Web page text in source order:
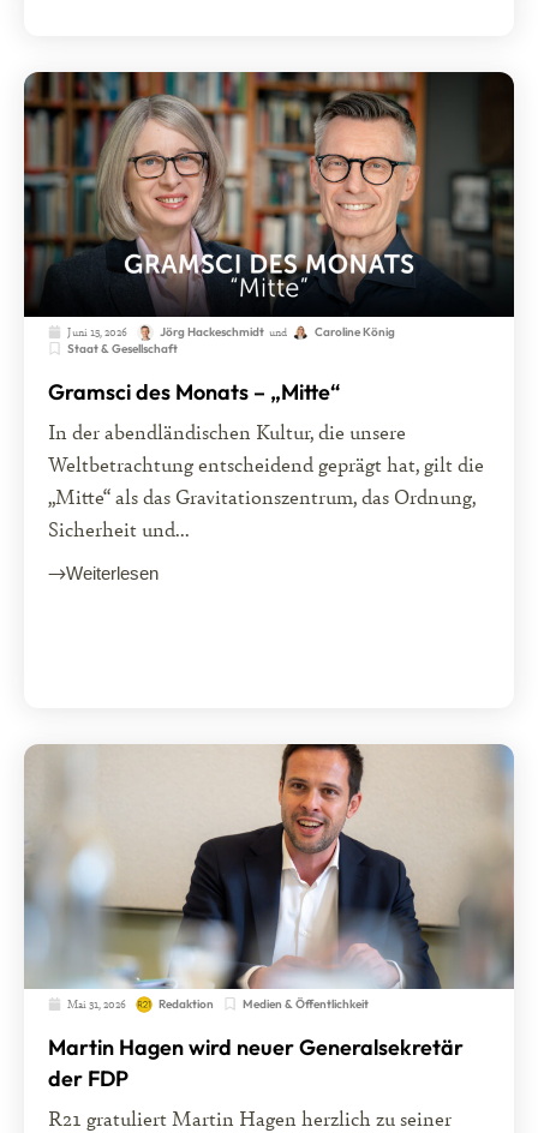
Juni 15, 2026 Jörg Hackeschmidt und
Caroline König
Staat & Gesellschaft
Gramsci des Monats – „Mitte“
In der abendländischen Kultur, die unsere
Weltbetrachtung entscheidend geprägt hat, gilt die
„Mitte“ als das Gravitationszentrum, das Ordnung,
Sicherheit und...
Weiterlesen
Mai 31, 2026 Redaktion Medien & Öffentlichkeit
Martin Hagen wird neuer Generalsekretär
der FDP
R21 gratuliert Martin Hagen herzlich zu seiner